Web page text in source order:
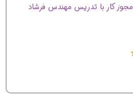
مجوز کار با تدریس مهندس فرشاد